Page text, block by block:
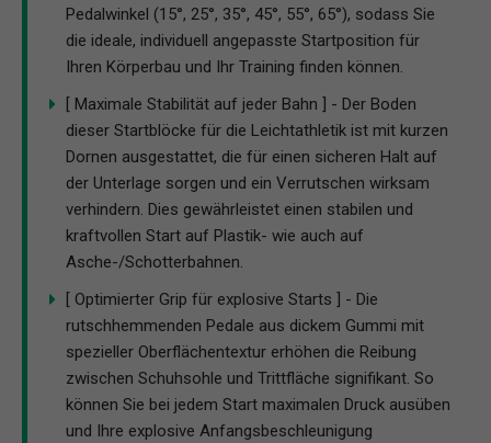
Pedalwinkel (15°, 25°, 35°, 45°, 55°, 65°), sodass Sie
die ideale, individuell angepasste Startposition für
Ihren Körperbau und Ihr Training finden können.
[ Maximale Stabilität auf jeder Bahn ] - Der Boden
dieser Startblöcke für die Leichtathletik ist mit kurzen
Dornen ausgestattet, die für einen sicheren Halt auf
der Unterlage sorgen und ein Verrutschen wirksam
verhindern. Dies gewährleistet einen stabilen und
kraftvollen Start auf Plastik- wie auch auf
Asche-/Schotterbahnen.
[ Optimierter Grip für explosive Starts ] - Die
rutschhemmenden Pedale aus dickem Gummi mit
spezieller Oberflächentextur erhöhen die Reibung
zwischen Schuhsohle und Trittfläche signifikant. So
können Sie bei jedem Start maximalen Druck ausüben
und Ihre explosive Anfangsbeschleunigung